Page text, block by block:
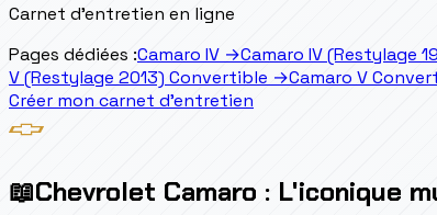
Carnet d'entretien en ligne
Pages dédiées :Camaro IV →Camaro IV (Restylage
V (Restylage 2013) Convertible →Camaro V
Créer mon carnet d'entretien
📖Chevrolet Camaro : L'iconique